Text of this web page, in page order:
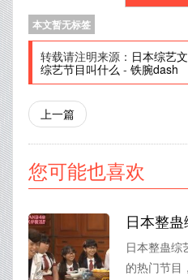
本文暂无标签
转载请注明来源： 日本综艺
综艺节目叫什么 - 铁腕dash
上一篇
您可能也喜欢
日本整蛊综
的热门节目